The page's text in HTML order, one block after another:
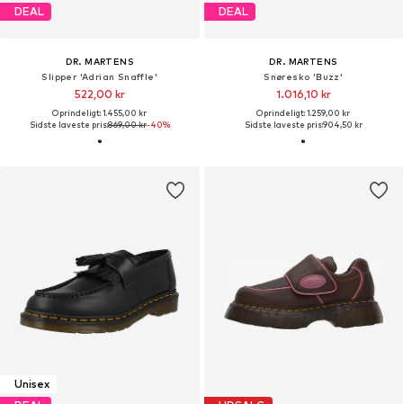
DEAL
DR. MARTENS
Slipper 'Adrian Snaffle'
522,00 kr
Oprindeligt: 1.455,00 kr
Sidste laveste pris:869,00 kr-40%
DEAL
DR. MARTENS
Snøresko 'Buzz'
1.016,10 kr
Oprindeligt: 1.259,00 kr
Sidste laveste pris:904,50 kr
Unisex